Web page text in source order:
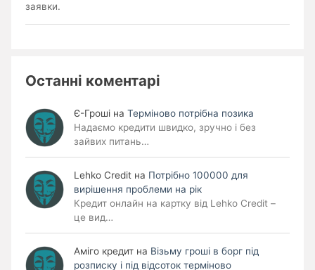
заявки.
Останні коментарі
Є-Гроші на Терміново потрібна позика
Надаємо кредити швидко, зручно і без
зайвих питань…
Lehko Сredit на Потрібно 100000 для
вирішення проблеми на рік
Кредит онлайн на картку від Lehko Credit –
це вид…
Аміго кредит на Візьму гроші в борг під
розписку і під відсоток терміново